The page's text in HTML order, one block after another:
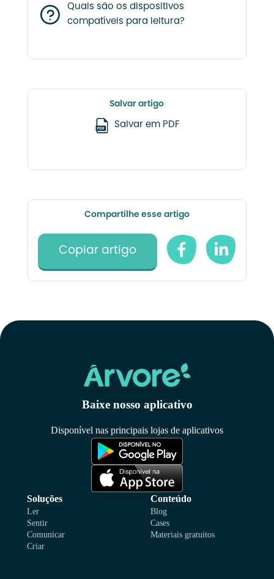
Quais são os dispositivos
compatíveis para leitura?
Salvar artigo
Salvar em PDF
Compartilhe esse artigo
Copiar artigo
Baixe nosso aplicativo
Disponível nas principais lojas de aplicativos
Soluções
Ler
Sentir
Comunicar
Criar
Conteúdo
Blog
Cases
Materiais gratuitos